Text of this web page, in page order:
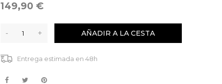
149,90 €
- + AÑADIR A LA CESTA
Entrega estimada en 48h